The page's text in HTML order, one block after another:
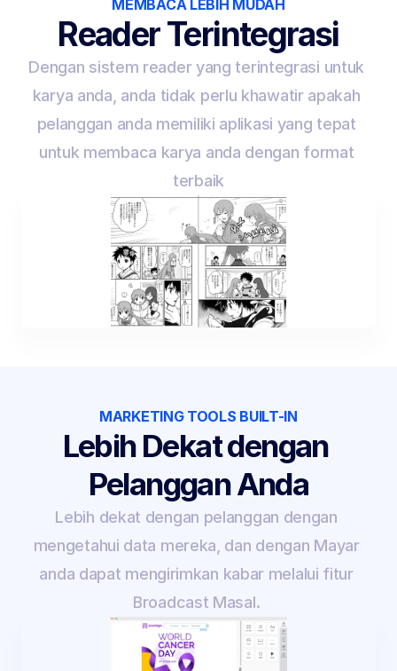
MEMBACA LEBIH MUDAH
Reader Terintegrasi
Dengan sistem reader yang terintegrasi untuk
karya anda, anda tidak perlu khawatir apakah
pelanggan anda memiliki aplikasi yang tepat
untuk membaca karya anda dengan format
terbaik
MARKETING TOOLS BUILT-IN
Lebih Dekat dengan
Pelanggan Anda
Lebih dekat dengan pelanggan dengan
mengetahui data mereka, dan dengan Mayar
anda dapat mengirimkan kabar melalui fitur
Broadcast Masal.